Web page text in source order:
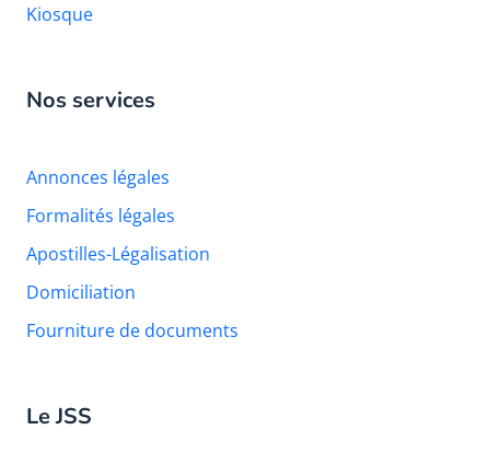
Kiosque
Nos services
Annonces légales
Formalités légales
Apostilles-Légalisation
Domiciliation
Fourniture de documents
Le JSS